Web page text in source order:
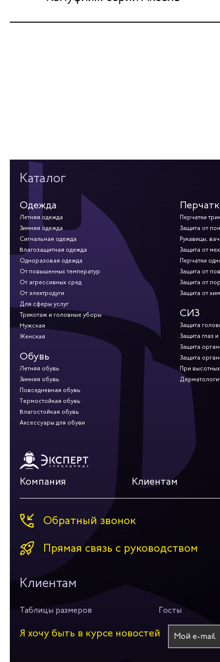
Каталог
Одежда
Летняя одежда
Зимняя одежда
Сигнальная одежда
Влагозащитная одежда
Одноразовая одежда
От повышенных температур
От агрессивных сред
От электродуги
Для сферы услуг
Трикотаж и головные уборы
Мужская
Женская
Обувь
Летняя обувь
Зимняя обувь
Повседневная обувь
Термостойкая обувь
Влагостойкая обувь
Аксессуары для обуви
Перчатки
Защита от
Рукавицы,
Защита от
Перчатки
Защита от
Защита от
Защита от
СИЗ
Защита
Защита глаз
Защита
Защита
При
Компания Клиентам
Обратный звонок
Прямая связь с руководством
Клиентам
Таблицы размеров Госты
Я хочу быть в курсе новостей